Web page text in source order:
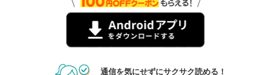
通信を気にせずにサクサク読める！